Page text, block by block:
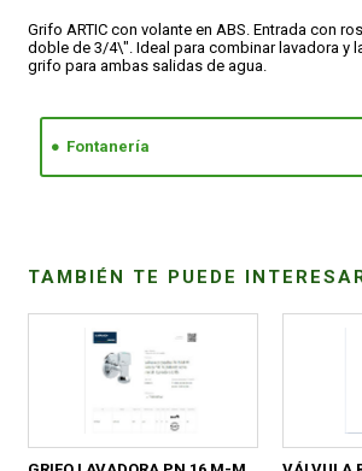
Grifo ARTIC con volante en ABS. Entrada con
doble de 3/4\". Ideal para combinar lavadora y
grifo para ambas salidas de agua.
Fontanería
TAMBIÉN TE PUEDE